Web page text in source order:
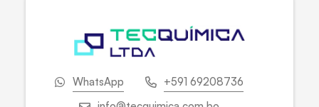
WhatsApp
+591 69208736